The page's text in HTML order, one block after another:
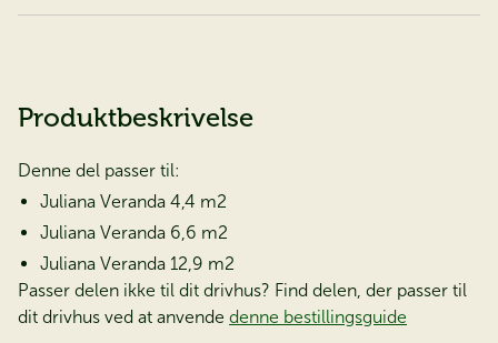
Produktbeskrivelse
Denne del passer til:
Juliana Veranda 4,4 m2
Juliana Veranda 6,6 m2
Juliana Veranda 12,9 m2
Passer delen ikke til dit drivhus? Find delen, der passer til
dit drivhus ved at anvende denne bestillingsguide